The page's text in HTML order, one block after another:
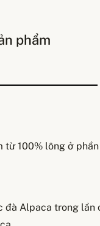
phẩm
100% lông ở
đà Alpaca trong